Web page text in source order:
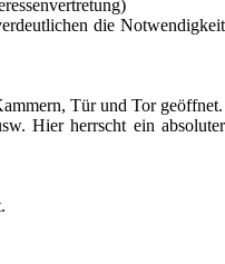
die Notwendigkeit
Tür und Tor geöffnet.
Hier herrscht ein absoluter